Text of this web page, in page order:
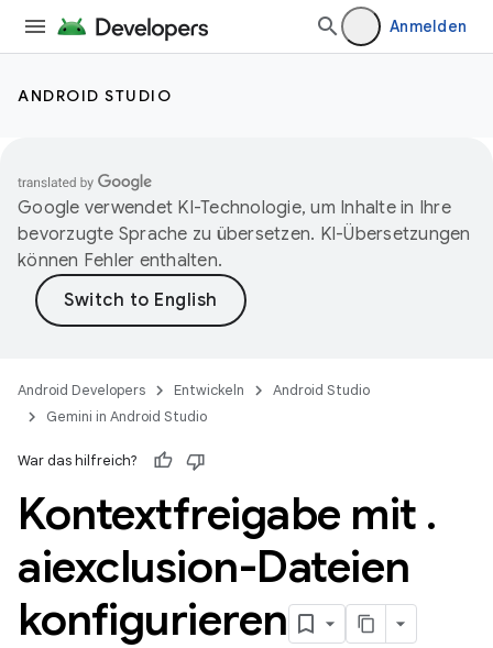
Anmelden
ANDROID STUDIO
Google verwendet KI-Technologie, um Inhalte in Ihre
bevorzugte Sprache zu übersetzen. KI-Übersetzungen
können Fehler enthalten.
Android Developers Entwickeln
Android Studio
Gemini in Android Studio
War das hilfreich?
Kontextfreigabe mit .
aiexclusion-Dateien
konfigurieren